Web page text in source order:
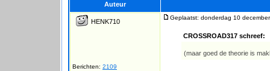
Auteur
HENK710
Berichten: 2109
Geplaatst: donderdag 10
CROSSROAD317 schreef:
(maar goed de theorie is